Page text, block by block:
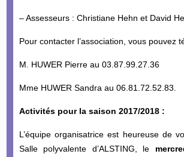
– Assesseurs : Christiane Hehn et David
Pour contacter l’association, vous pouvez
M. HUWER Pierre au 03.87.99.27.36
Mme HUWER Sandra au 06.81.72.52.83.
Activités pour la saison 2017/2018 :
L’équipe organisatrice est heureuse de
Salle polyvalente d’ALSTING, le